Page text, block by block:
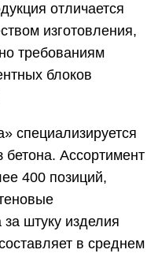
отличается
изготовления,
требованиям
блоков
специализируется
бетона. Ассортимент
400 позиций,
штуку изделия
в среднем